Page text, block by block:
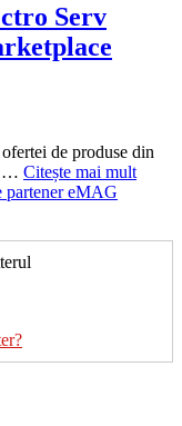
Serv
de produse din
Citește mai mult
partener eMAG